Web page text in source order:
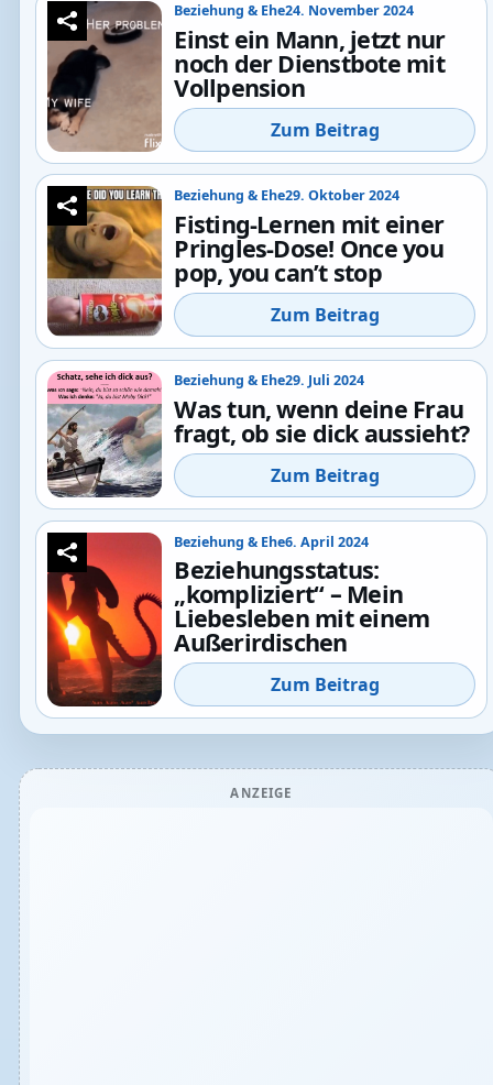
Beziehung & Ehe24. November 2024
Einst ein Mann, jetzt nur
noch der Dienstbote mit
Vollpension
Zum Beitrag
Beziehung & Ehe29. Oktober 2024
Fisting-Lernen mit einer
Pringles-Dose! Once you
pop, you can’t stop
Zum Beitrag
Beziehung & Ehe29. Juli 2024
Was tun, wenn deine Frau
fragt, ob sie dick aussieht?
Zum Beitrag
Beziehung & Ehe6. April 2024
Beziehungsstatus:
„kompliziert“ – Mein
Liebesleben mit einem
Außerirdischen
Zum Beitrag
ANZEIGE